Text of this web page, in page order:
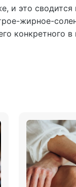
и это сводится
жирное-
конкретного в